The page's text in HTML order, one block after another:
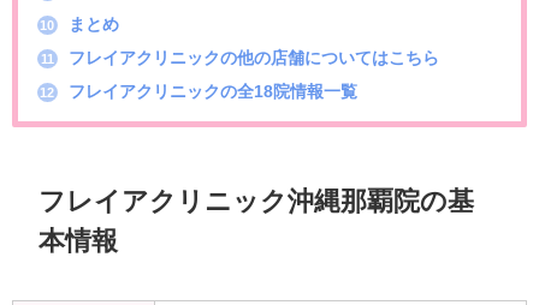
10 まとめ
11 フレイアクリニックの他の店舗についてはこちら
12 フレイアクリニックの全18院情報一覧
フレイアクリニック沖縄那覇院の基
本情報